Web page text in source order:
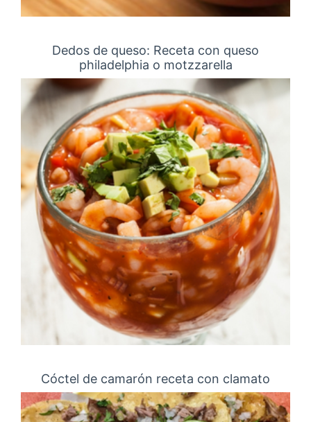
Dedos de queso: Receta con queso
philadelphia o motzzarella
Cóctel de camarón receta con clamato